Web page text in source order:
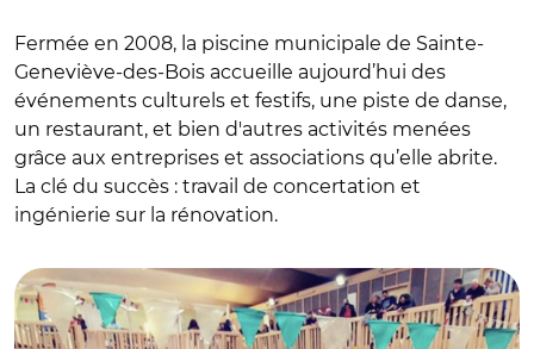
Fermée en 2008, la piscine municipale de Sainte-
Geneviève-des-Bois accueille aujourd’hui des
événements culturels et festifs, une piste de danse,
un restaurant, et bien d'autres activités menées
grâce aux entreprises et associations qu’elle abrite.
La clé du succès : travail de concertation et
ingénierie sur la rénovation.